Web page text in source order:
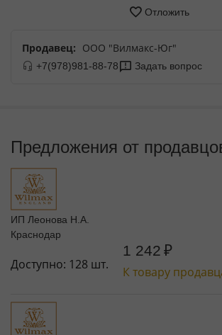
Отложить
Продавец: ООО "Вилмакс-Юг"
+7(978)981-88-78 Задать вопрос
Предложения от
ИП Леонова Н.А.
Краснодар
Доступно: 128 шт.
1 242 ₽
К товару